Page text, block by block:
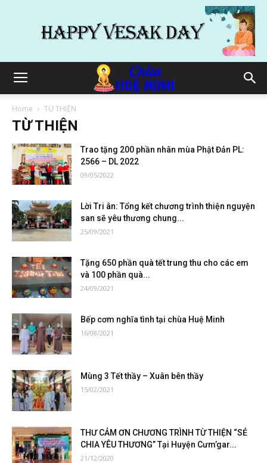
Home TỪ THIỆN
TỪ THIỆN
Trao tặng 200 phần nhân mùa Phật Đản PL:
2566 – DL 2022
09/05/2022
Lời Tri ân: Tổng kết chương trình thiện nguyện
san sẽ yêu thương chung...
25/09/2021
Tặng 650 phần quà tết trung thu cho các em
và 100 phần quà...
24/09/2021
Bếp cơm nghĩa tình tại chùa Huệ Minh
16/08/2021
Mùng 3 Tết thầy – Xuân bên thầy
15/02/2021
THƯ CẢM ƠN CHƯƠNG TRÌNH TỪ THIỆN “SẺ
CHIA YÊU THƯƠNG” Tại Huyện Cưm’gar...
21/12/2020